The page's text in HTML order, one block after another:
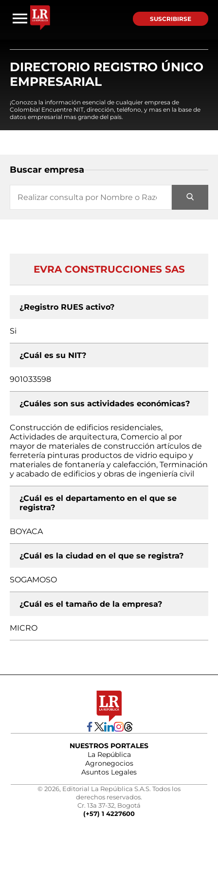
SUSCRIBIRSE
DIRECTORIO REGISTRO ÚNICO
EMPRESARIAL
¡Conozca la información esencial de cualquier empresa de
Colombia! Encuentre NIT, dirección, teléfono, y mas en la base de
datos empresarial mas grande del país.
Buscar empresa
EVRA CONSTRUCCIONES SAS
¿Registro RUES activo?
Si
¿Cuál es su NIT?
901033598
¿Cuáles son sus actividades económicas?
Construcción de edificios residenciales,
Actividades de arquitectura, Comercio al por
mayor de materiales de construcción artículos de
ferretería pinturas productos de vidrio equipo y
materiales de fontanería y calefacción, Terminación
y acabado de edificios y obras de ingeniería civil
¿Cuál es el departamento en el que se
registra?
BOYACA
¿Cuál es la ciudad en el que se registra?
SOGAMOSO
¿Cuál es el tamaño de la empresa?
MICRO
NUESTROS PORTALES
La República
Agronegocios
Asuntos Legales
© 2026, Editorial La República S.A.S. Todos los
derechos reservados.
Cr. 13a 37-32, Bogotá
(+57) 1 4227600